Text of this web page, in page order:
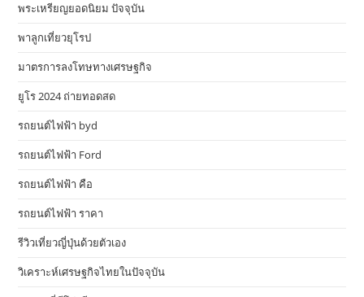
พระเหรียญยอดนิยม ปัจจุบัน
พาลูกเที่ยวยุโรป
มาตรการลงโทษทางเศรษฐกิจ
ยูโร 2024 ถ่ายทอดสด
รถยนต์ไฟฟ้า byd
รถยนต์ไฟฟ้า Ford
รถยนต์ไฟฟ้า คือ
รถยนต์ไฟฟ้า ราคา
รีวิวเที่ยวญี่ปุ่นด้วยตัวเอง
วิเคราะห์เศรษฐกิจไทยในปัจจุบัน